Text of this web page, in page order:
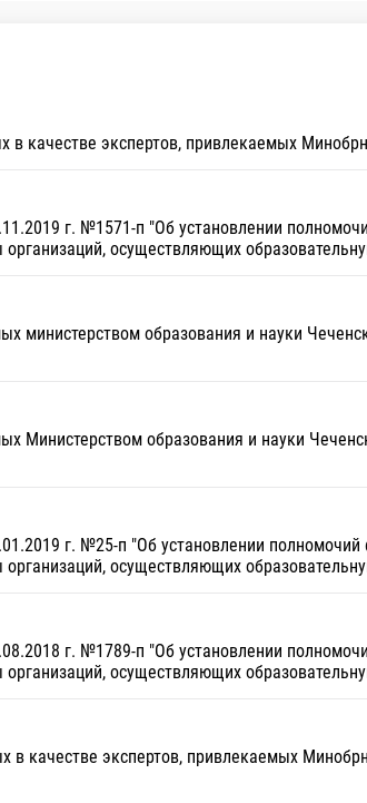
в качестве экспертов, привлекаемых
г. №1571-п "Об установлении
осуществляющих
министерством образования и науки
Министерством образования и науки
г. №25-п "Об установлении
осуществляющих
г. №1789-п "Об установлении
осуществляющих
в качестве экспертов, привлекаемых